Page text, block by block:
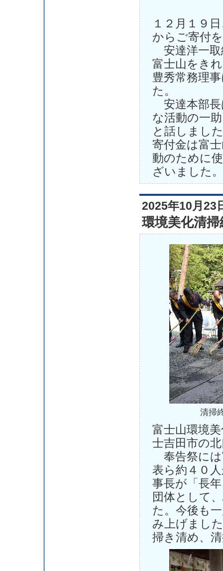
１２月１９
からご寄付
安達洋一取
富士山をき
豊秀常務理
た。
安達本部長
な活動の一
と話しまし
寄付金は富
動のために
ざいました。
2025年10月23
環境美化清
清掃
富士山環境
士吉田市の
奉告祭には
表ら約４０
事長が「長
団体として
た。今後も
み上げまし
掃き清め、